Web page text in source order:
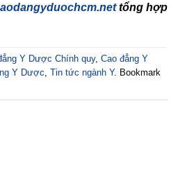
tổng hợp
Y Dược Chính quy, Cao đẳng Y
Y Dược, Tin tức ngành Y. Bookmark